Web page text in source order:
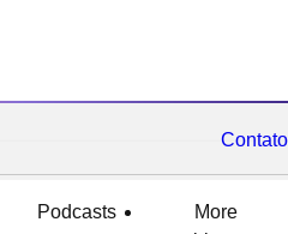
Contato
Podcasts
More